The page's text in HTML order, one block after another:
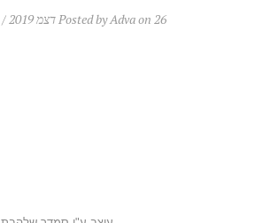
Posted by Adva on 26 דצמ 2019 /